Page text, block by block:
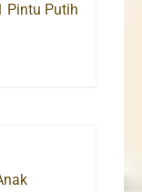
Pintu Putih